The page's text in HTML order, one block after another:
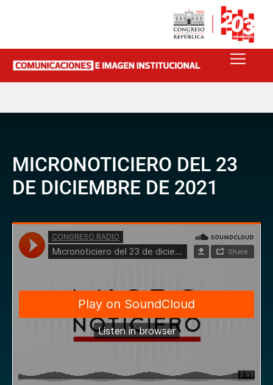
MICRONOTICIERO DEL 23
DE DICIEMBRE DE 2021